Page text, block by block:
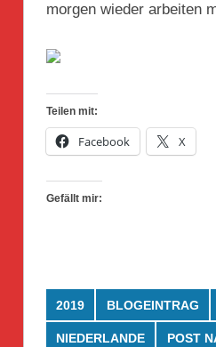
morgen wieder arbeiten
Teilen mit:
Facebook X
Gefällt mir:
2019 BLOGEINTRAG
NIEDERLANDE POST